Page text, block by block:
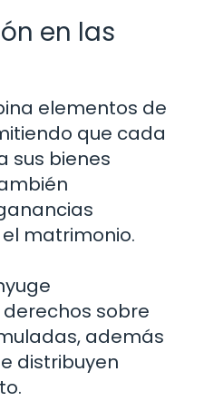
en las
elementos de
que cada
sus bienes
matrimonio.
sobre
además
distribuyen